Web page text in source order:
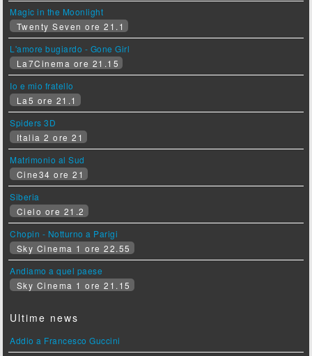
Magic in the Moonlight
Twenty Seven ore 21.1
L'amore bugiardo - Gone Girl
La7Cinema ore 21.15
Io e mio fratello
La5 ore 21.1
Spiders 3D
Italia 2 ore 21
Matrimonio al Sud
Cine34 ore 21
Siberia
Cielo ore 21.2
Chopin - Notturno a Parigi
Sky Cinema 1 ore 22.55
Andiamo a quel paese
Sky Cinema 1 ore 21.15
Ultime news
Addio a Francesco Guccini